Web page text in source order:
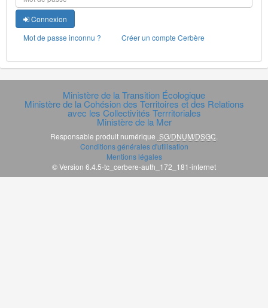
Connexion
Mot de passe inconnu ?
Créer un compte Cerbère
Ministère de la Transition Écologique
Ministère de la Cohésion des Territoires et des Relations
avec les Collectivités Terrritoriales
Ministère de la Mer
Responsable produit numérique SG/DNUM/DSGC.
Conditions générales d'utilisation
Mentions légales
© Version 6.4.5-tc_cerbere-auth_172_181-internet